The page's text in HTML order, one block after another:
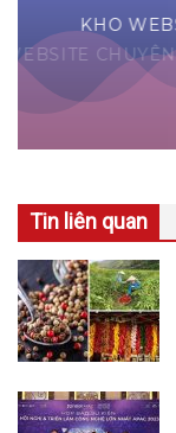
Tin liên quan